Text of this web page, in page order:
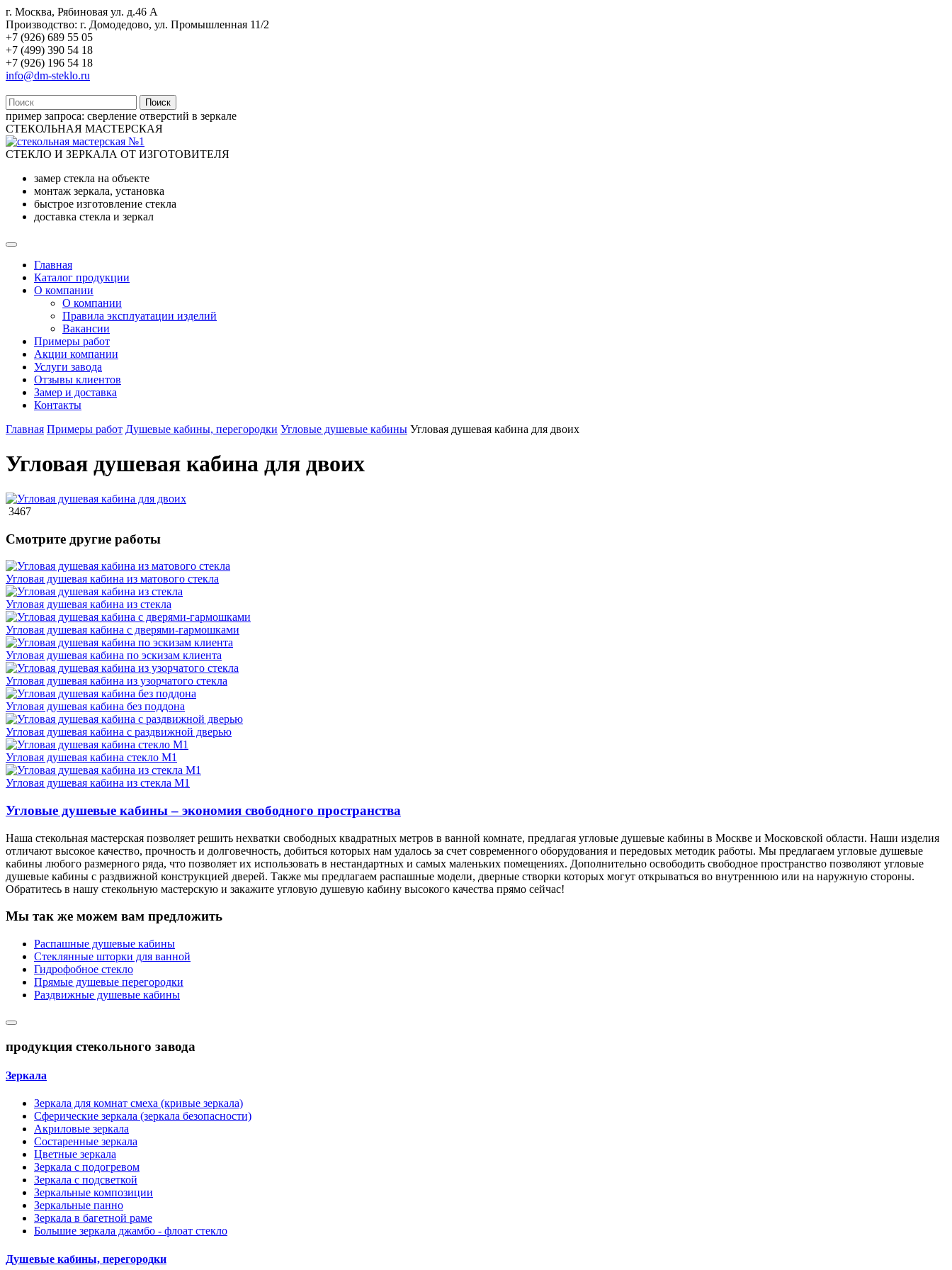
г. Москва, Рябиновая ул. д.46 А
Производство: г. Домодедово, ул. Промышленная 11/2
+7 (926) 689 55 05
+7 (499) 390 54 18
+7 (926) 196 54 18
info@dm-steklo.ru
Поиск
пример запроса: сверление отверстий в зеркале
СТЕКОЛЬНАЯ МАСТЕРСКАЯ
СТЕКЛО И ЗЕРКАЛА ОТ ИЗГОТОВИТЕЛЯ
замер стекла на объекте
монтаж зеркала, установка
быстрое изготовление стекла
доставка стекла и зеркал
Главная
Каталог продукции
О компании
О компании
Правила эксплуатации изделий
Вакансии
Примеры работ
Акции компании
Услуги завода
Отзывы клиентов
Замер и доставка
Контакты
Главная Примеры работ Душевые кабины, перегородки Угловые душевые кабины Угловая душевая кабина для двоих
Угловая душевая кабина для двоих
3467
Смотрите другие работы
Угловая душевая кабина из матового стекла
Угловая душевая кабина из стекла
Угловая душевая кабина с дверями-гармошками
Угловая душевая кабина по эскизам клиента
Угловая душевая кабина из узорчатого стекла
Угловая душевая кабина без поддона
Угловая душевая кабина с раздвижной дверью
Угловая душевая кабина стекло М1
Угловая душевая кабина из стекла М1
Угловые душевые кабины – экономия свободного пространства
Наша стекольная мастерская позволяет решить нехватки свободных квадратных метров в ванной комнате, предлагая угловые душевые кабины в Москве и Московской области. Наши изделия
отличают высокое качество, прочность и долговечность, добиться которых нам удалось за счет современного оборудования и передовых методик работы. Мы предлагаем угловые душевые
кабины любого размерного ряда, что позволяет их использовать в нестандартных и самых маленьких помещениях. Дополнительно освободить свободное пространство позволяют угловые
душевые кабины с раздвижной конструкцией дверей. Также мы предлагаем распашные модели, дверные створки которых могут открываться во внутреннюю или на наружную стороны.
Обратитесь в нашу стекольную мастерскую и закажите угловую душевую кабину высокого качества прямо сейчас!
Мы так же можем вам предложить
Распашные душевые кабины
Стеклянные шторки для ванной
Гидрофобное стекло
Прямые душевые перегородки
Раздвижные душевые кабины
продукция стекольного завода
Зеркала
Зеркала для комнат смеха (кривые зеркала)
Сферические зеркала (зеркала безопасности)
Акриловые зеркала
Состаренные зеркала
Цветные зеркала
Зеркала с подогревом
Зеркала с подсветкой
Зеркальные композиции
Зеркальные панно
Зеркала в багетной раме
Большие зеркала джамбо - флоат стекло
Душевые кабины, перегородки